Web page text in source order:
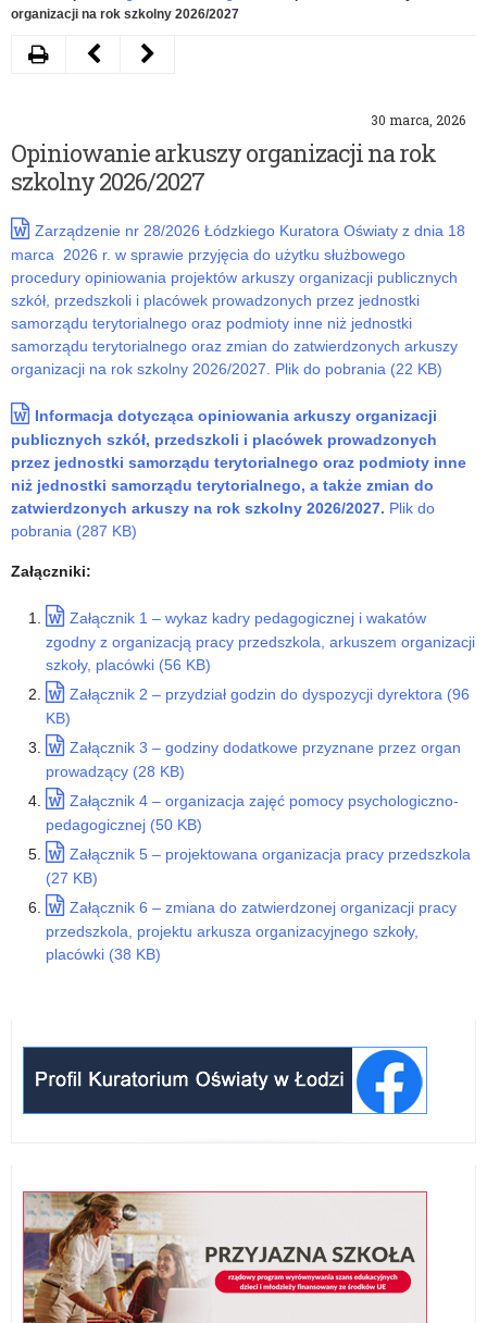
organizacji na rok szkolny 2026/2027
30 marca, 2026
Opiniowanie arkuszy organizacji na rok
szkolny 2026/2027
Zarządzenie nr 28/2026 Łódzkiego Kuratora Oświaty z dnia 18
marca 2026 r. w sprawie przyjęcia do użytku służbowego
procedury opiniowania projektów arkuszy organizacji publicznych
szkół, przedszkoli i placówek prowadzonych przez jednostki
samorządu terytorialnego oraz podmioty inne niż jednostki
samorządu terytorialnego oraz zmian do zatwierdzonych arkuszy
organizacji na rok szkolny 2026/2027. Plik do pobrania (22 KB)
Informacja dotycząca opiniowania arkuszy organizacji
publicznych szkół, przedszkoli i placówek prowadzonych
przez jednostki samorządu terytorialnego oraz podmioty inne
niż jednostki samorządu terytorialnego, a także zmian do
zatwierdzonych arkuszy na rok szkolny 2026/2027. Plik do
pobrania (287 KB)
Załączniki:
Załącznik 1 – wykaz kadry pedagogicznej i wakatów
zgodny z organizacją pracy przedszkola, arkuszem organizacji
szkoły, placówki (56 KB)
Załącznik 2 – przydział godzin do dyspozycji dyrektora (96
KB)
Załącznik 3 – godziny dodatkowe przyznane przez organ
prowadzący (28 KB)
Załącznik 4 – organizacja zajęć pomocy psychologiczno-
pedagogicznej (50 KB)
Załącznik 5 – projektowana organizacja pracy przedszkola
(27 KB)
Załącznik 6 – zmiana do zatwierdzonej organizacji pracy
przedszkola, projektu arkusza organizacyjnego szkoły,
placówki (38 KB)
DrukujNastępny
w
Równi
w
prawach
Poprzedni
edukacyjny
Gra
Giełdowa